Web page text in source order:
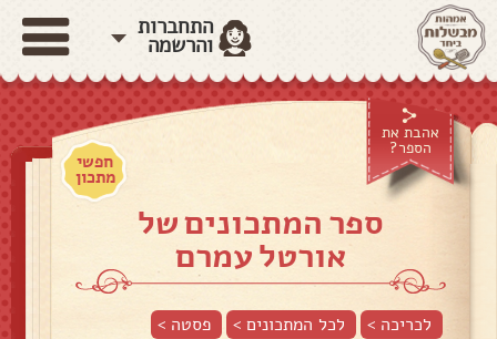
התחברות
והרשמה
אהבת את
הספר?
חפשי
מתכון
ספר המתכונים של
אורטל עמרם
לכריכה > לכל המתכונים > פסטה >